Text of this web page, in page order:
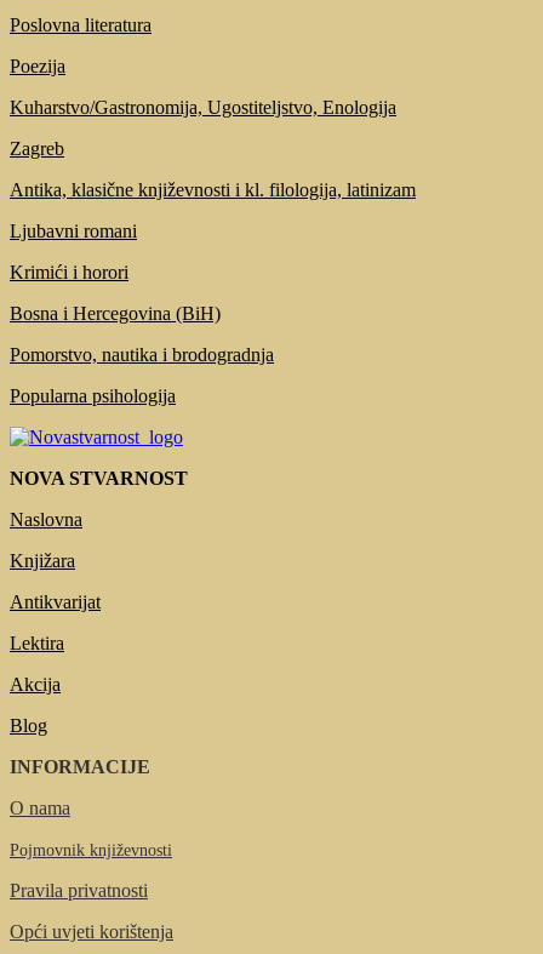
Poslovna literatura
Poezija
Kuharstvo/Gastronomija, Ugostiteljstvo, Enologija
Zagreb
Antika, klasične književnosti i kl. filologija, latinizam
Ljubavni romani
Krimići i horori
Bosna i Hercegovina (BiH)
Pomorstvo, nautika i brodogradnja
Popularna psihologija
NOVA STVARNOST
Naslovna
Knjižara
Antikvarijat
Lektira
Akcija
Blog
INFORMACIJE
O nama
Pojmovnik književnosti
Pravila privatnosti
Opći uvjeti korištenja